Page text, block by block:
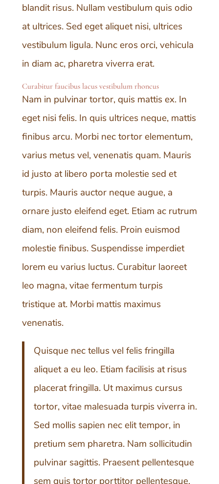
blandit risus. Nullam vestibulum quis odio
at ultrices. Sed eget aliquet nisi, ultrices
vestibulum ligula. Nunc eros orci, vehicula
in diam ac, pharetra viverra erat.
Curabitur faucibus lacus vestibulum rhoncus
Nam in pulvinar tortor, quis mattis ex. In
eget nisi felis. In quis ultrices neque, mattis
finibus arcu. Morbi nec tortor elementum,
varius metus vel, venenatis quam. Mauris
id justo at libero porta molestie sed et
turpis. Mauris auctor neque augue, a
ornare justo eleifend eget. Etiam ac rutrum
diam, non eleifend felis. Proin euismod
molestie finibus. Suspendisse imperdiet
lorem eu varius luctus. Curabitur laoreet
leo magna, vitae fermentum turpis
tristique at. Morbi mattis maximus
venenatis.
Quisque nec tellus vel felis fringilla
aliquet a eu leo. Etiam facilisis at risus
placerat fringilla. Ut maximus cursus
tortor, vitae malesuada turpis viverra in.
Sed mollis sapien nec elit tempor, in
pretium sem pharetra. Nam sollicitudin
pulvinar sagittis. Praesent pellentesque
sem quis tortor porttitor pellentesque.